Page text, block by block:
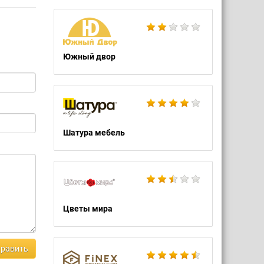
Южный двор
Шатура мебель
Цветы мира